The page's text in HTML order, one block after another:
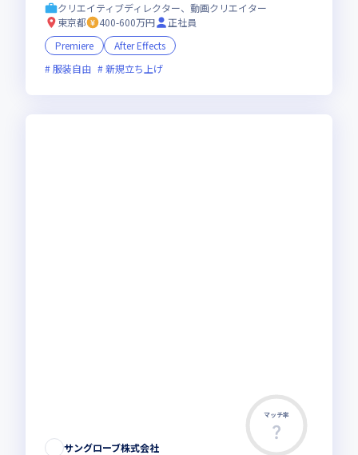
クリエイティブディレクター、動画クリエイター
東京都
400-600万円
正社員
Premiere
After Effects
服装自由
新規立ち上げ
マッチ率
サングローブ株式会社